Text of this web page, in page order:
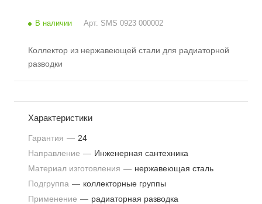
В наличии Арт. SMS 0923 000002
Коллектор из нержавеющей стали для радиаторной
разводки
Характеристики
Гарантия — 24
Направление — Инженерная сантехника
Материал изготовления — нержавеющая сталь
Подгруппа — коллекторные группы
Применение — радиаторная разводка